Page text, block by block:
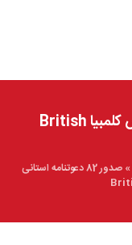
صدور 82 دعوتنامه استانی بریتیش کلمبیا British
»
صدور 82 دعوتنامه استانی